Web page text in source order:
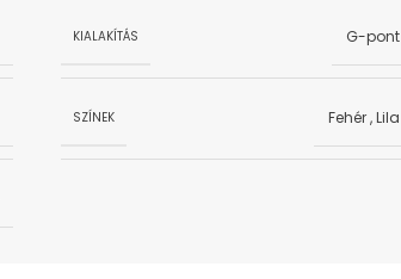
KIALAKÍTÁS G-pont
SZÍNEK Fehér,Lila